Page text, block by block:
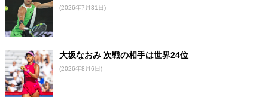
(2026年7月31日)
大坂なおみ 次戦の相手は世界24位
(2026年8月6日)